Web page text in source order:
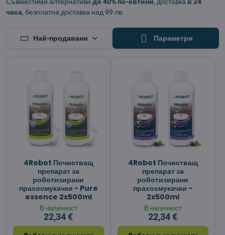
часа, безплатна доставка над 99 лв.
Най-продавани Параметри
4Robot Почистващ
препарат за
роботизирани
прахосмукачки - Pure
essence 2x500ml
В наличност
22,34 €
4Robot Почистващ
препарат за
роботизирани
прахосмукачки -
2x500ml
В наличност
22,34 €